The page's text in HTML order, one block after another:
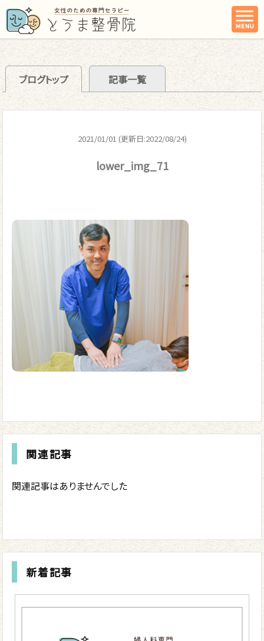
ブログトップ 記事一覧
2021/01/01 (更新日:2022/08/24)
lower_img_71
関連記事
関連記事はありませんでした
新着記事